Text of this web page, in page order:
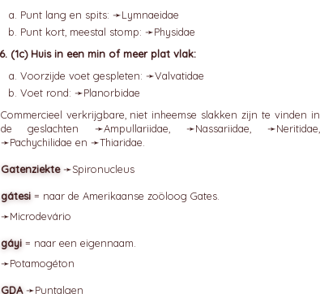
Punt lang en spits: ➛Lymnaeidae
Punt kort, meestal stomp: ➛Physidae
(1c) Huis in een min of meer plat vlak:
Voorzijde voet gespleten: ➛Valvatidae
Voet rond: ➛Planorbidae
Commercieel verkrijgbare, niet inheemse slakken zijn te vinden in
de geslachten ➛Ampullariidae , ➛Nassariidae , ➛Neritidae
➛Pachychilidae en ➛Thiaridae
Gatenziekte➛Spironucleus
gátesi = naar de Amerikaanse zoöloog Gates.
➛Microdevário
gáyi = naar een eigennaam.
➛Potamogéton
GDA➛Puntalgen